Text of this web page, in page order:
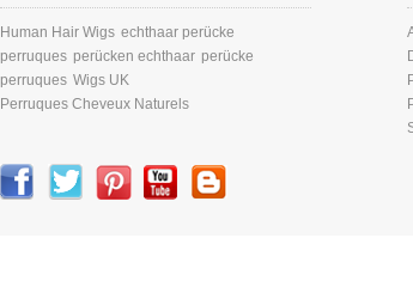
Human Hair Wigs echthaar perücke
perruques perücken echthaar perücke
perruques Wigs UK
Perruques Cheveux Naturels